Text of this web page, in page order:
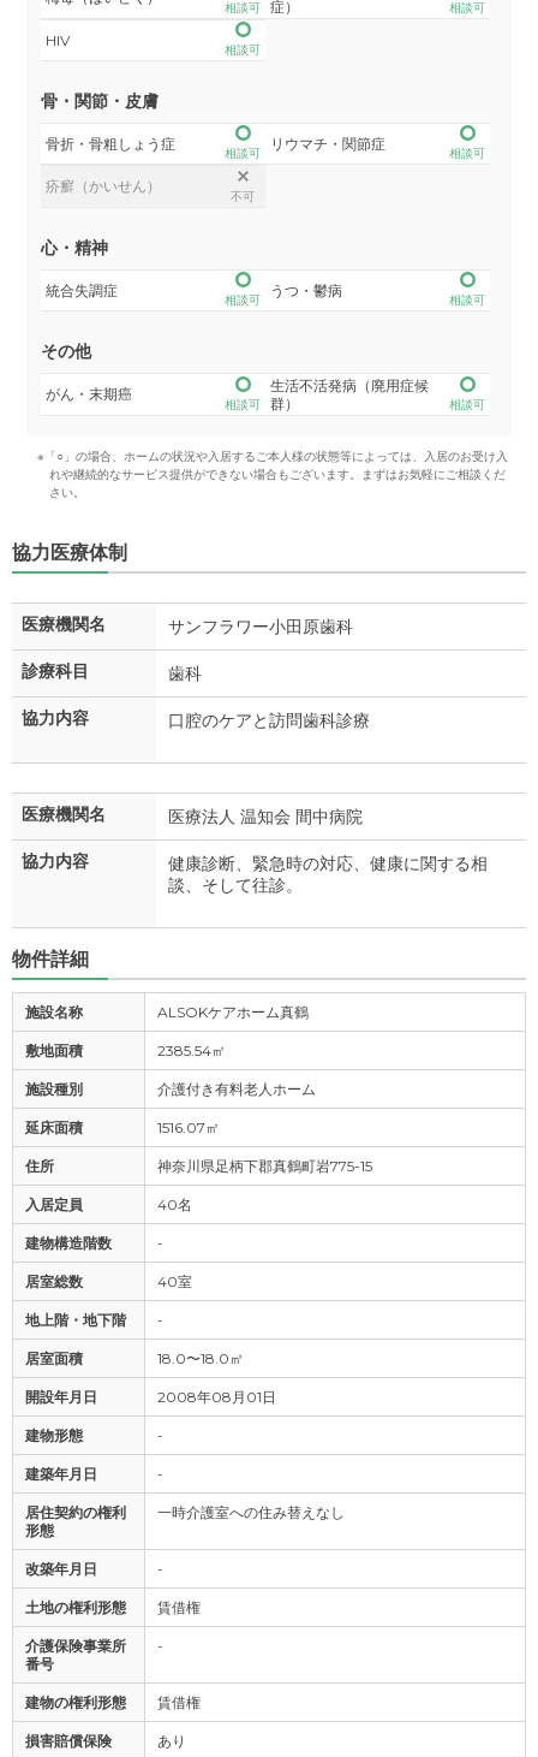
相談可 症） 相談可
HIV
相談可
骨・関節・皮膚
骨折・骨粗しょう症
相談可
リウマチ・関節症
相談可
疥癬（かいせん）
不可
心・精神
統合失調症
相談可
うつ・鬱病
相談可
その他
がん・末期癌
相談可
生活不活発病（廃用症候
群）
相談可
※「○」の場合、ホームの状況や入居するご本人様の状態等によっては、入居のお受け入
れや継続的なサービス提供ができない場合もございます。まずはお気軽にご相談くだ
さい。
協力医療体制
医療機関名 サンフラワー小田原歯科
診療科目 歯科
協力内容 口腔のケアと訪問歯科診療
医療機関名 医療法人 温知会 間中病院
協力内容
健康診断、緊急時の対応、健康に関する相
談、そして往診。
物件詳細
施設名称 ALSOKケアホーム真鶴
敷地面積 2385.54㎡
施設種別 介護付き有料老人ホーム
延床面積 1516.07㎡
住所 神奈川県足柄下郡真鶴町岩775-15
入居定員 40名
建物構造階数 -
居室総数 40室
地上階・地下階 -
居室面積 18.0〜18.0㎡
開設年月日 2008年08月01日
建物形態 -
建築年月日 -
居住契約の権利
形態
一時介護室への住み替えなし
改築年月日 -
土地の権利形態 賃借権
介護保険事業所
番号
-
建物の権利形態 賃借権
損害賠償保険 あり